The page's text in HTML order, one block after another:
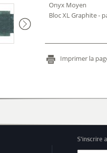
Onyx Moyen
Bloc XL Graphite -
Imprimer la
S'inscrire